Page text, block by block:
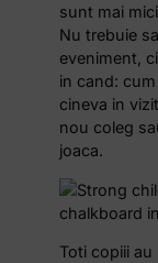
sunt mai
Nu trebuie
eveniment,
in cand:
cineva in
nou coleg
joaca.
Toti copiii au